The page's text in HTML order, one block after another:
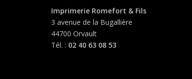
Imprimerie Romefort & Fils
3 avenue de la Bugallière
44700 Orvault
Tél. : 02 40 63 08 53